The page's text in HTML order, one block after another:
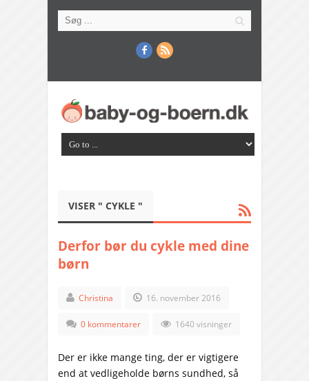
VISER " CYKLE "
Derfor bør du cykle med dine
børn
Christina 16. november 2016
0 kommentarer 1640 visninger
Der er ikke mange ting, der er vigtigere
end at vedligeholde børns sundhed, så